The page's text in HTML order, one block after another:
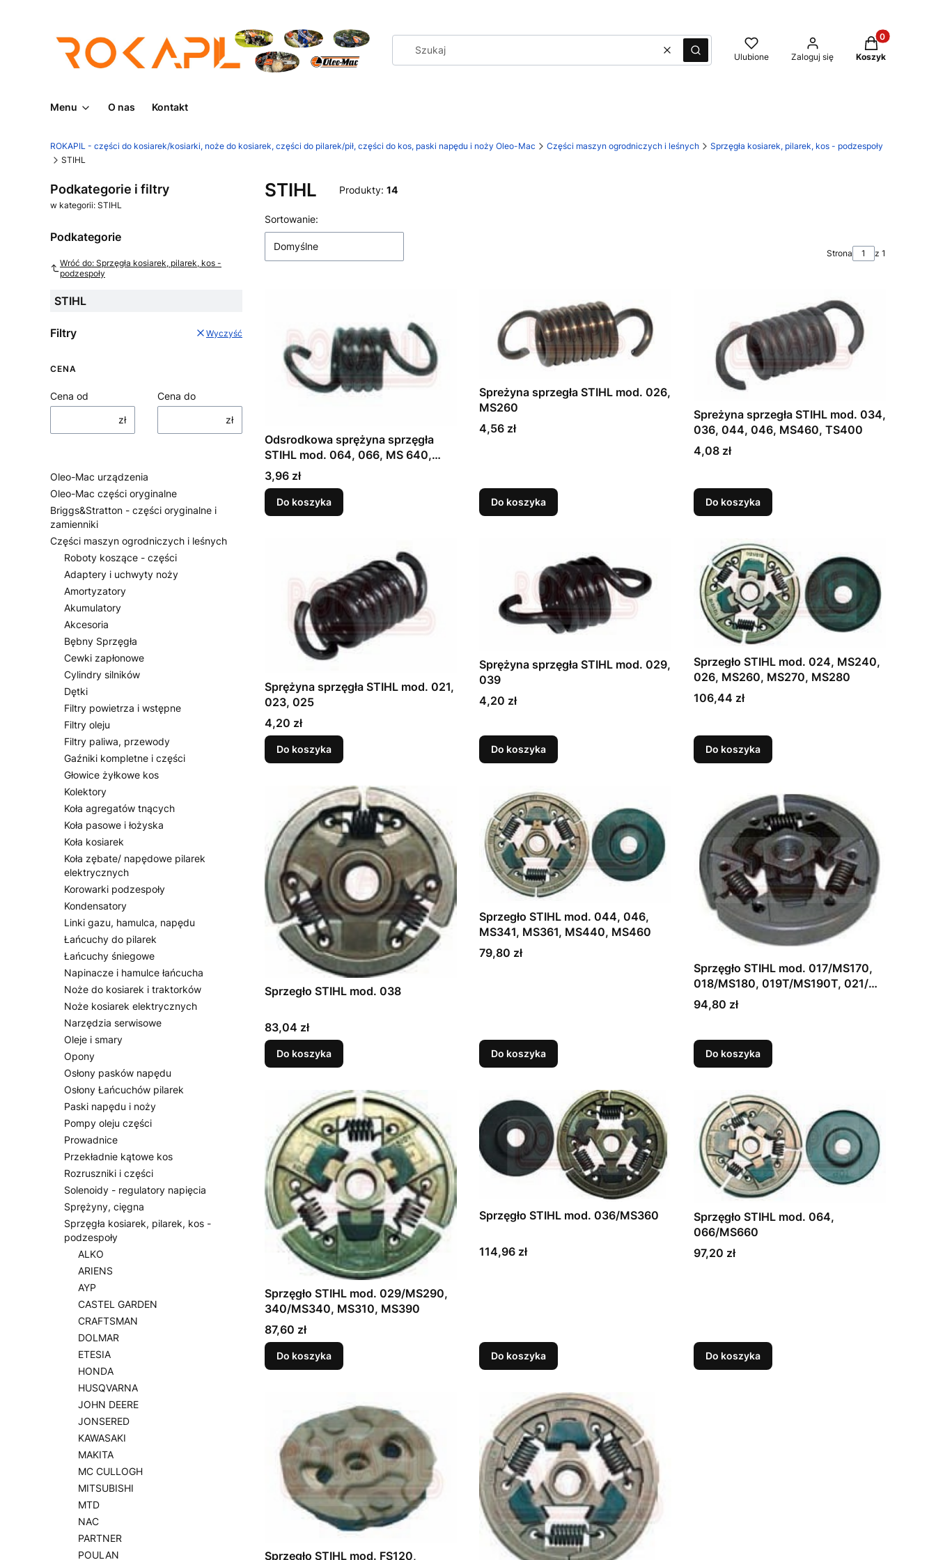
WyczyśćSzukaj Ulubione Zaloguj się
Produkty w
Koszyk
Menu O nas Kontakt
ROKAPIL - części do kosiarek/kosiarki, noże do kosiarek, części do pilarek/pił, części do kos, paski napędu i noży Oleo-Mac Części maszyn ogrodniczych i leśnych
Sprzęgła kosiarek, pilarek, kos - podzespoły
STIHL
Podkategorie i filtry
w kategorii: STIHL
Podkategorie
Wróć do: Sprzęgła kosiarek, pilarek, kos -
podzespoły
STIHL
Filtry Wyczyść
CENA
Cena od
zł
Cena do
zł
Oleo-Mac urządzenia
Oleo-Mac części oryginalne
Briggs&Stratton - części oryginalne i
zamienniki
Części maszyn ogrodniczych i leśnych
Roboty koszące - części
Adaptery i uchwyty noży
Amortyzatory
Akumulatory
Akcesoria
Bębny Sprzęgła
Cewki zapłonowe
Cylindry silników
Dętki
Filtry powietrza i wstępne
Filtry oleju
Filtry paliwa, przewody
Gaźniki kompletne i części
Głowice żyłkowe kos
Kolektory
Koła agregatów tnących
Koła pasowe i łożyska
Koła kosiarek
Koła zębate/ napędowe pilarek
elektrycznych
Korowarki podzespoły
Kondensatory
Linki gazu, hamulca, napędu
Łańcuchy do pilarek
Łańcuchy śniegowe
Napinacze i hamulce łańcucha
Noże do kosiarek i traktorków
Noże kosiarek elektrycznych
Narzędzia serwisowe
Oleje i smary
Opony
Osłony pasków napędu
Osłony Łańcuchów pilarek
Paski napędu i noży
Pompy oleju części
Prowadnice
Przekładnie kątowe kos
Rozruszniki i części
Solenoidy - regulatory napięcia
Sprężyny, cięgna
Sprzęgła kosiarek, pilarek, kos -
podzespoły
ALKO
ARIENS
AYP
CASTEL GARDEN
CRAFTSMAN
DOLMAR
ETESIA
HONDA
HUSQVARNA
JOHN DEERE
JONSERED
KAWASAKI
MAKITA
MC CULLOGH
MITSUBISHI
MTD
NAC
PARTNER
POULAN
STIHL Produkty: 14
Lista produktów
Sortowanie:
Domyślne
Strona z 1
Odsrodkowa sprężyna sprzęgła
STIHL mod. 064, 066, MS 640,
650, 660, TS 460
Cena
3,96 zł
Do koszyka
Spreżyna sprzegła STIHL mod. 026,
MS260
Cena
4,56 zł
Do koszyka
Spreżyna sprzegła STIHL mod. 034,
036, 044, 046, MS460, TS400
Cena
4,08 zł
Do koszyka
Sprężyna sprzęgła STIHL mod. 021,
023, 025
Cena
4,20 zł
Do koszyka
Sprężyna sprzęgła STIHL mod. 029,
039
Cena
4,20 zł
Do koszyka
Sprzegło STIHL mod. 024, MS240,
026, MS260, MS270, MS280
Cena
106,44 zł
Do koszyka
Sprzegło STIHL mod. 038
Cena
83,04 zł
Do koszyka
Sprzegło STIHL mod. 044, 046,
MS341, MS361, MS440, MS460
Cena
79,80 zł
Do koszyka
Sprzęgło STIHL mod. 017/MS170,
018/MS180, 019T/MS190T, 021/
MS210, 023/MS230, 025/MS250
Cena
94,80 zł
Do koszyka
Sprzęgło STIHL mod. 029/MS290,
340/MS340, MS310, MS390
Cena
87,60 zł
Do koszyka
Sprzęgło STIHL mod. 036/MS360
Cena
114,96 zł
Do koszyka
Sprzęgło STIHL mod. 064,
066/MS660
Cena
97,20 zł
Do koszyka
Sprzęgło STIHL mod. FS120,